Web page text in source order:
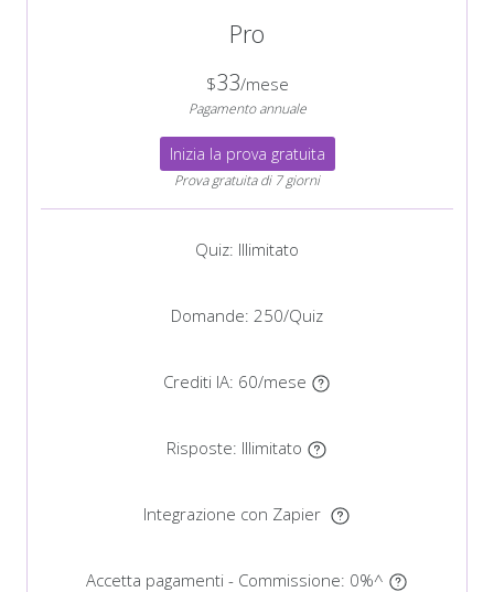
Pro
$33/mese
Pagamento annuale
Inizia la prova gratuita
Prova gratuita di 7 giorni
Quiz: Illimitato
Domande: 250/Quiz
Crediti IA: 60/mese
Risposte: Illimitato
Integrazione con Zapier
Accetta pagamenti - Commissione: 0%^